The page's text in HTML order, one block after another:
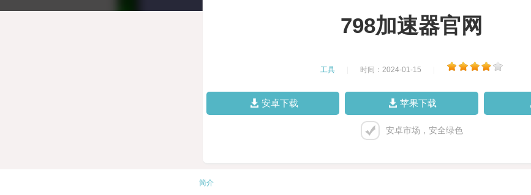
798加速器官网
工具 时间：2024-01-15
安卓下载 苹果下载
安卓市场，安全绿色
简介